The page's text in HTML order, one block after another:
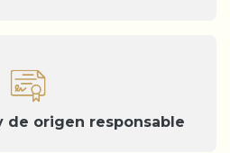
de origen responsable